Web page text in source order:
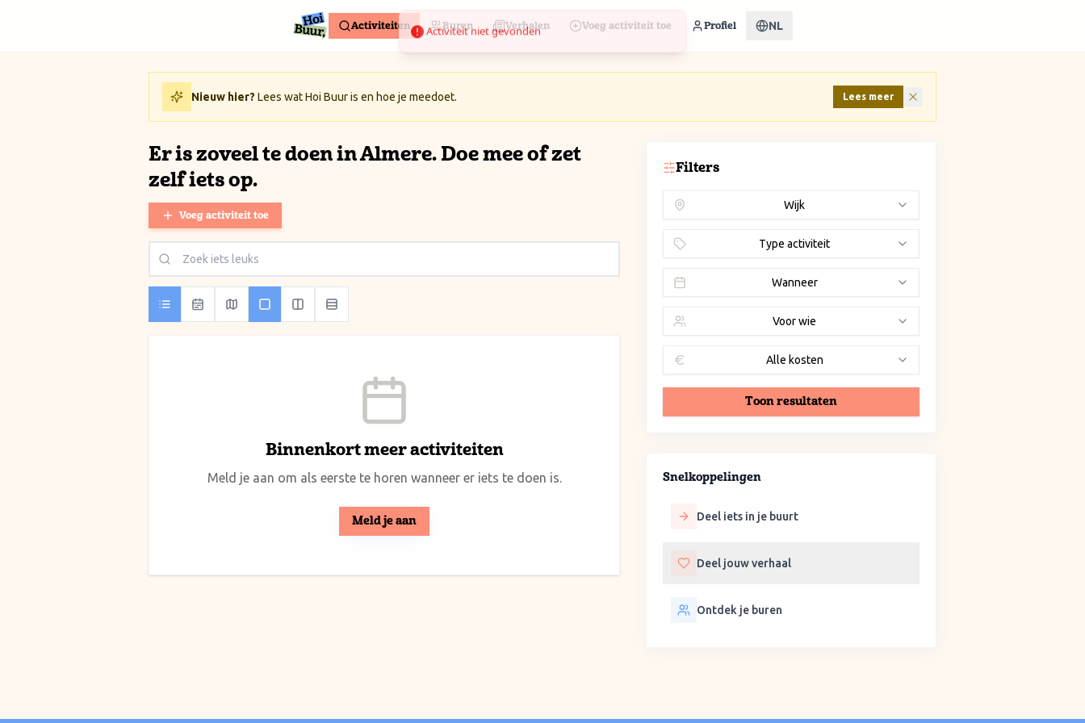
Activiteiten Buren Verhalen Voeg activiteit toe Profiel NL
Nieuw hier? Lees wat Hoi Buur is en hoe je meedoet. Lees meer
Er is zoveel te doen in Almere. Doe mee of zet
zelf iets op.
Voeg activiteit toe
Binnenkort meer activiteiten
Meld je aan om als eerste te horen wanneer er iets te doen is.
Meld je aan
Filters
Wijk
Type activiteit
Wanneer
Voor wie
Alle kosten
Toon resultaten
Snelkoppelingen
Deel iets in je buurt
Deel jouw verhaal
Ontdek je buren